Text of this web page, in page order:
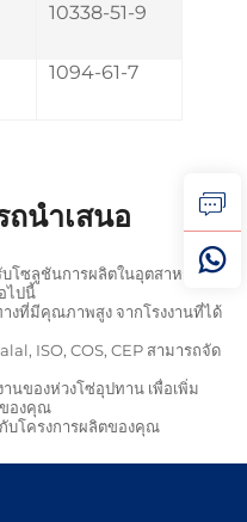
10338-51-9
1094-61-7
ถนำเสนอ
โซลูชันการผลิตในอุตสาหกรรม
ไปนี้
างที่มีคุณภาพสูง จากโรงงานที่ได้
ISO, COS, CEP สามารถจัด
นของห่วงโซ่อุปทาน เพื่อเพิ่ม
ของคุณ
บโครงการผลิตของคุณ